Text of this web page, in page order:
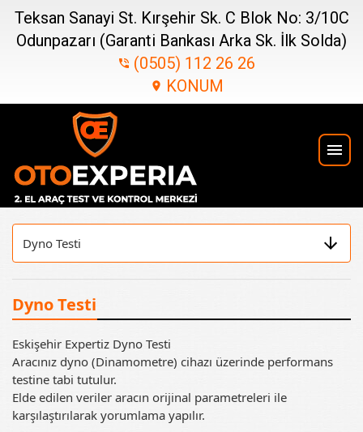
Teksan Sanayi St. Kırşehir Sk. C Blok No: 3/10C
Odunpazarı (Garanti Bankası Arka Sk. İlk Solda)
phone_in_talk (0505) 112 26 26
location_on KONUM
menu
Dyno Testi
Eskişehir Expertiz Dyno Testi
Aracınız dyno (Dinamometre) cihazı üzerinde performans
testine tabi tutulur.
Elde edilen veriler aracın orijinal parametreleri ile
karşılaştırılarak yorumlama yapılır.